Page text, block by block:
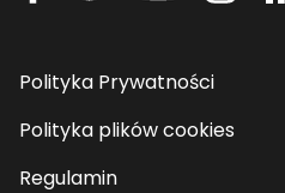
Polityka Prywatności
Polityka plików cookies
Regulamin